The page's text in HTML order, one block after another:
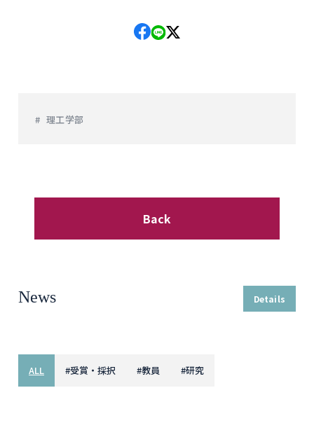
理工学部
Back
News Details
ALL #受賞・採択 #教員 #研究